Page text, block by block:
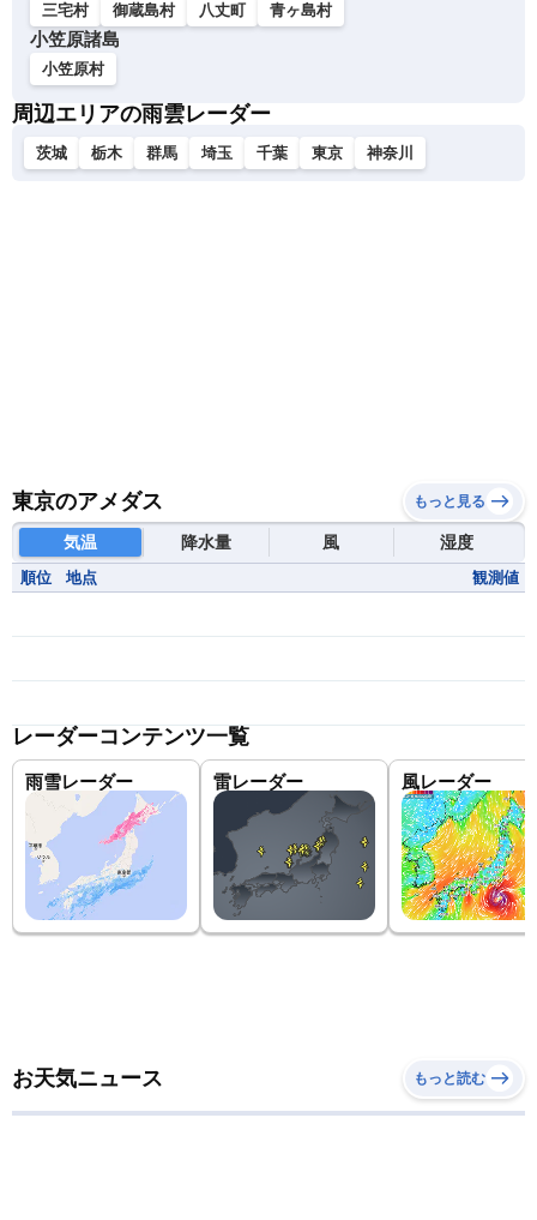
三宅村 御蔵島村 八丈町 青ヶ島村
小笠原諸島
小笠原村
周辺エリアの雨雲レーダー
茨城 栃木 群馬 埼玉 千葉 東京 神奈川
東京のアメダス もっと見る
気温 降水量 風 湿度
順位 地点 観測値
レーダーコンテンツ一覧
雨雪レーダー 雷レーダー 風レーダー
お天気ニュース もっと読む